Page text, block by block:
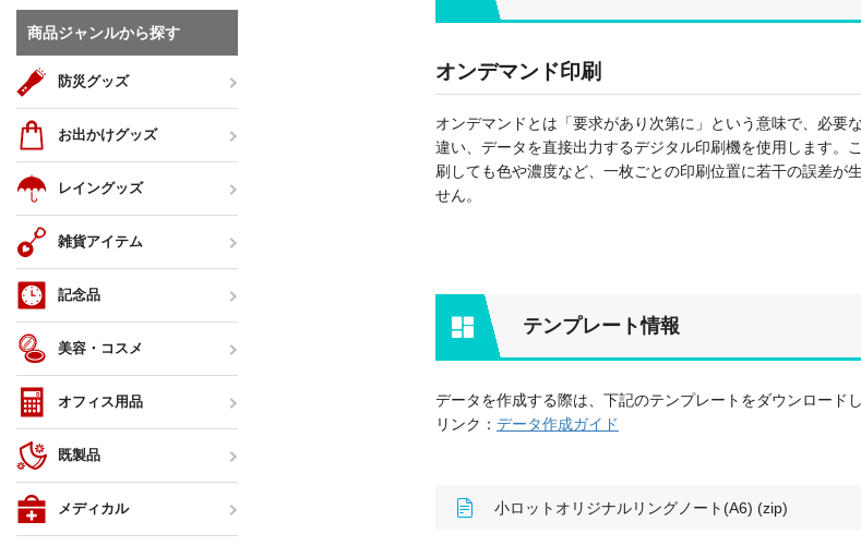
オンデマンド印刷
オンデマンドとは「要求があり次第に」という意味で、必要
違い、データを直接出力するデジタル印刷機を使用します。
刷しても色や濃度など、一枚ごとの印刷位置に若干の誤差が
せん。
テンプレート情報
データを作成する際は、下記のテンプレートをダウンロード
リンク： データ作成ガイド
小ロットオリジナルリングノート(A6) (zip)
商品ジャンルから探す
防災グッズ
お出かけグッズ
レイングッズ
雑貨アイテム
記念品
美容・コスメ
オフィス用品
既製品
メディカル